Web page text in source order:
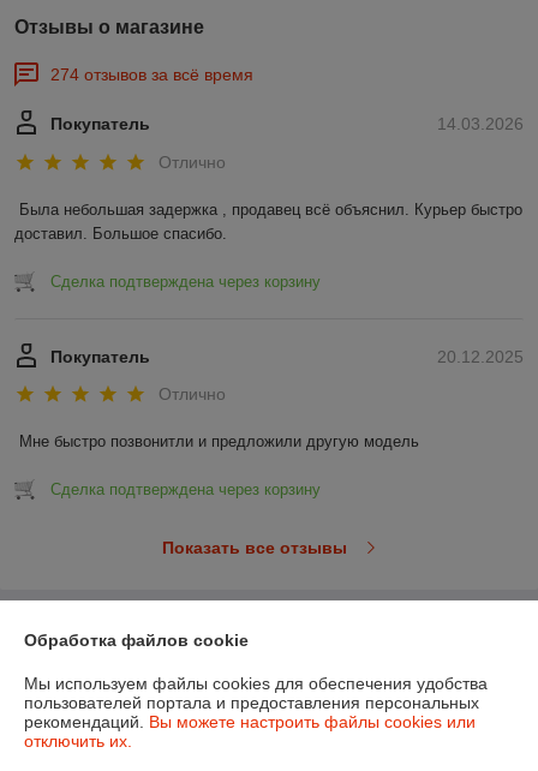
Отзывы о магазине
274 отзывов за всё время
14.03.2026
Покупатель
Отлично
Была небольшая задержка , продавец всё объяснил. Курьер быстро
доставил. Большое спасибо.
Сделка подтверждена через корзину
20.12.2025
Покупатель
Отлично
Мне быстро позвонитли и предложили другую модель
Сделка подтверждена через корзину
Показать все отзывы
Контакты
Доставка и оплата
Обработка файлов cookie
Мы используем файлы cookies для обеспечения удобства
пользователей портала и предоставления персональных
рекомендаций. Вы можете настроить файлы cookies или
отключить их.